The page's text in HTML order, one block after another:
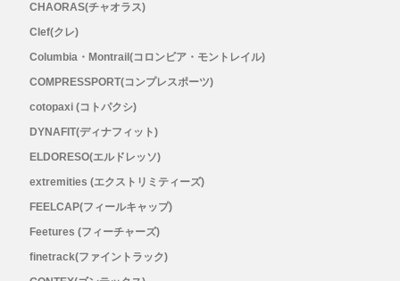
CHAORAS(チャオラス)
Clef(クレ)
Columbia・Montrail(コロンビア・モントレイル)
COMPRESSPORT(コンプレスポーツ)
cotopaxi (コトパクシ)
DYNAFIT(ディナフィット)
ELDORESO(エルドレッソ)
extremities (エクストリミティーズ)
FEELCAP(フィールキャップ)
Feetures (フィーチャーズ)
finetrack(ファイントラック)